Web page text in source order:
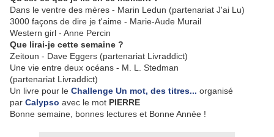
Dans le ventre des mères - Marin Ledun (partenariat J'ai Lu)
3000 façons de dire je t'aime - Marie-Aude Murail
Western girl - Anne Percin
Que lirai-je cette semaine ?
Zeitoun - Dave Eggers (partenariat Livraddict)
Une vie entre deux océans - M. L. Stedman
(partenariat Livraddict)
Un livre pour le Challenge Un mot, des titres... organisé
par Calypso avec le mot PIERRE
Bonne semaine, bonnes lectures et Bonne Année !